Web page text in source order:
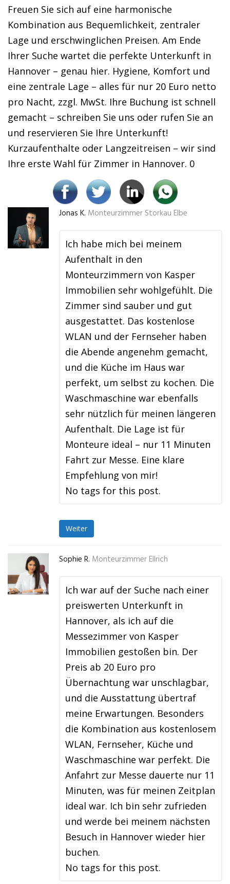
Freuen Sie sich auf eine harmonische
Kombination aus Bequemlichkeit, zentraler
Lage und erschwinglichen Preisen. Am Ende
Ihrer Suche wartet die perfekte Unterkunft in
Hannover – genau hier. Hygiene, Komfort und
eine zentrale Lage – alles für nur 20 Euro netto
pro Nacht, zzgl. MwSt. Ihre Buchung ist schnell
gemacht – schreiben Sie uns oder rufen Sie an
und reservieren Sie Ihre Unterkunft!
Kurzaufenthalte oder Langzeitreisen – wir sind
Ihre erste Wahl für Zimmer in Hannover. 0
Jonas K. Monteurzimmer Storkau Elbe
Ich habe mich bei meinem
Aufenthalt in den
Monteurzimmern von Kasper
Immobilien sehr wohlgefühlt. Die
Zimmer sind sauber und gut
ausgestattet. Das kostenlose
WLAN und der Fernseher haben
die Abende angenehm gemacht,
und die Küche im Haus war
perfekt, um selbst zu kochen. Die
Waschmaschine war ebenfalls
sehr nützlich für meinen längeren
Aufenthalt. Die Lage ist für
Monteure ideal – nur 11 Minuten
Fahrt zur Messe. Eine klare
Empfehlung von mir!
No tags for this post.
Weiter
Sophie R. Monteurzimmer Ellrich
Ich war auf der Suche nach einer
preiswerten Unterkunft in
Hannover, als ich auf die
Messezimmer von Kasper
Immobilien gestoßen bin. Der
Preis ab 20 Euro pro
Übernachtung war unschlagbar,
und die Ausstattung übertraf
meine Erwartungen. Besonders
die Kombination aus kostenlosem
WLAN, Fernseher, Küche und
Waschmaschine war perfekt. Die
Anfahrt zur Messe dauerte nur 11
Minuten, was für meinen Zeitplan
ideal war. Ich bin sehr zufrieden
und werde bei meinem nächsten
Besuch in Hannover wieder hier
buchen.
No tags for this post.